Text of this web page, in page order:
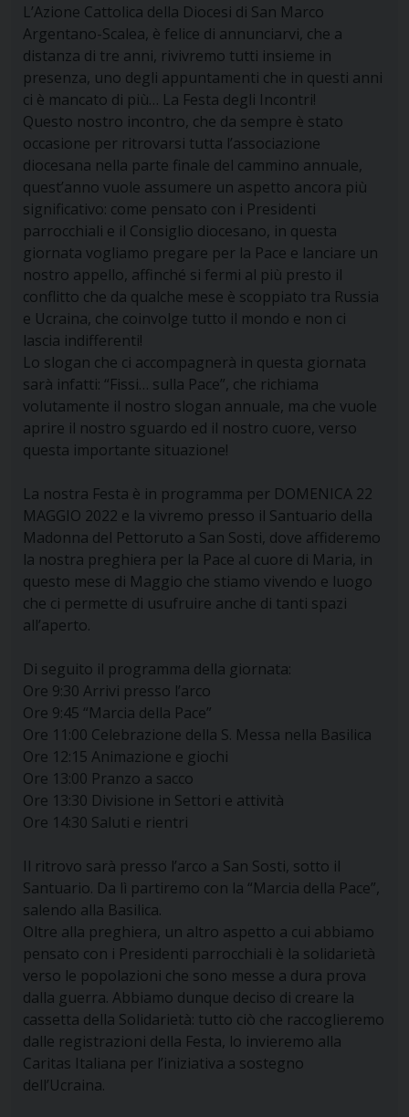
L’Azione Cattolica della Diocesi di San Marco
Argentano-Scalea, è felice di annunciarvi, che a
distanza di tre anni, rivivremo tutti insieme in
presenza, uno degli appuntamenti che in questi anni
ci è mancato di più… La Festa degli Incontri!
Questo nostro incontro, che da sempre è stato
occasione per ritrovarsi tutta l’associazione
diocesana nella parte finale del cammino annuale,
quest’anno vuole assumere un aspetto ancora più
significativo: come pensato con i Presidenti
parrocchiali e il Consiglio diocesano, in questa
giornata vogliamo pregare per la Pace e lanciare un
nostro appello, affinché si fermi al più presto il
conflitto che da qualche mese è scoppiato tra Russia
e Ucraina, che coinvolge tutto il mondo e non ci
lascia indifferenti!
Lo slogan che ci accompagnerà in questa giornata
sarà infatti: “Fissi… sulla Pace”, che richiama
volutamente il nostro slogan annuale, ma che vuole
aprire il nostro sguardo ed il nostro cuore, verso
questa importante situazione!
La nostra Festa è in programma per DOMENICA 22
MAGGIO 2022 e la vivremo presso il Santuario della
Madonna del Pettoruto a San Sosti, dove affideremo
la nostra preghiera per la Pace al cuore di Maria, in
questo mese di Maggio che stiamo vivendo e luogo
che ci permette di usufruire anche di tanti spazi
all’aperto.
Di seguito il programma della giornata:
Ore 9:30 Arrivi presso l’arco
Ore 9:45 “Marcia della Pace”
Ore 11:00 Celebrazione della S. Messa nella Basilica
Ore 12:15 Animazione e giochi
Ore 13:00 Pranzo a sacco
Ore 13:30 Divisione in Settori e attività
Ore 14:30 Saluti e rientri
Il ritrovo sarà presso l’arco a San Sosti, sotto il
Santuario. Da lì partiremo con la “Marcia della Pace”,
salendo alla Basilica.
Oltre alla preghiera, un altro aspetto a cui abbiamo
pensato con i Presidenti parrocchiali è la solidarietà
verso le popolazioni che sono messe a dura prova
dalla guerra. Abbiamo dunque deciso di creare la
cassetta della Solidarietà: tutto ciò che raccoglieremo
dalle registrazioni della Festa, lo invieremo alla
Caritas Italiana per l’iniziativa a sostegno
dell’Ucraina.